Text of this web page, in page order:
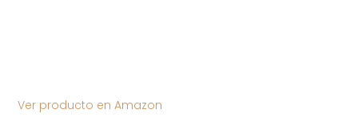
Ver producto en Amazon